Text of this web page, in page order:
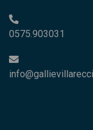
0575.903031